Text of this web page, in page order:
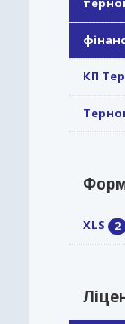
КП
XLS 2